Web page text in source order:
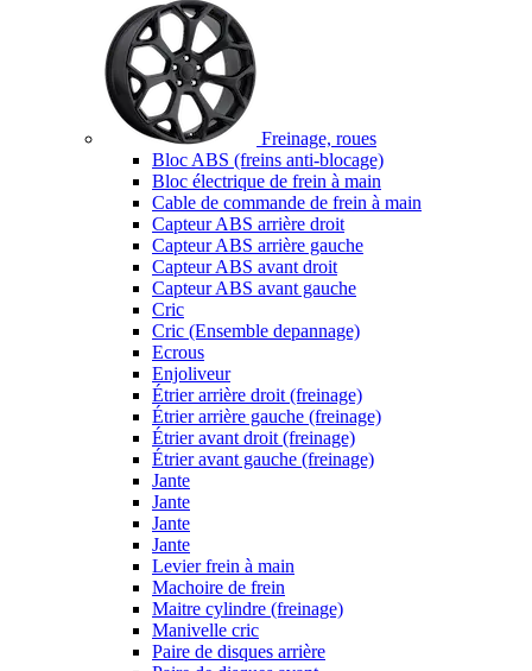
Freinage, roues
Bloc ABS (freins anti-blocage)
Bloc électrique de frein à main
Cable de commande de frein à main
Capteur ABS arrière droit
Capteur ABS arrière gauche
Capteur ABS avant droit
Capteur ABS avant gauche
Cric
Cric (Ensemble depannage)
Ecrous
Enjoliveur
Étrier arrière droit (freinage)
Étrier arrière gauche (freinage)
Étrier avant droit (freinage)
Étrier avant gauche (freinage)
Jante
Jante
Jante
Jante
Levier frein à main
Machoire de frein
Maitre cylindre (freinage)
Manivelle cric
Paire de disques arrière